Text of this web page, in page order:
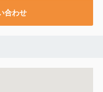
合わせ